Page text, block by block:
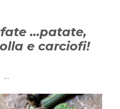
…patate,
e carciofi!
…